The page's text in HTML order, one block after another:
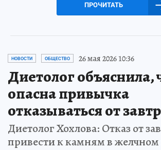
ПРОЧИТАТЬ
НОВОСТИ ОБЩЕСТВО 26 мая 2026 10:36
Диетолог объяснила,
опасна привычка
отказываться от
Диетолог Хохлова: Отказ от
привести к камням в